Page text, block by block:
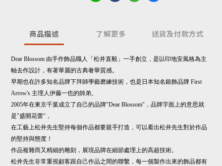
商品描述 了解更多 送貨及付款方式
Dear Blossom 由手作飾品職人「松井直毅」一手創立，是以印地安風格為主
軸去作設計，有著華麗的古典奢華質感。
早期也在許多知名品牌下拜師學藝磨練技術，也是日本知名銀飾品牌 First
Arrow's 主理人伊藤一也的師弟。
2005年在東京千葉成立了自己的品牌"Dear Blossom"，品牌字面上的意思就
是"盛開花蕾"，
在工藝上松井先生堅持每個作品都要親手打造，可以看出松井先生對於作品
的堅持與態度！
作品複雜而又精細的雕刻，展現品牌在細節處理上的高超技術。
松井先生非常重視顧客跟自己作品之間的聯繫，每一個製作出來的飾品都有